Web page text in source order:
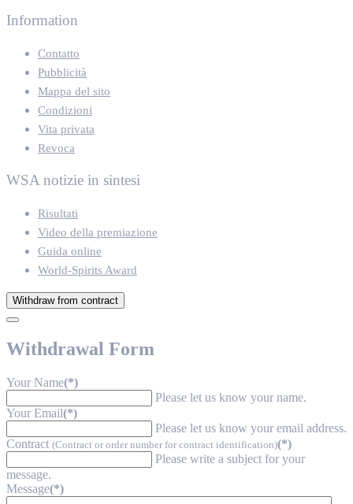
Information
Contatto
Pubblicità
Mappa del sito
Condizioni
Vita privata
Revoca
WSA notizie in sintesi
Risultati
Video della premiazione
Guida online
World-Spirits Award
Withdraw from contract
Withdrawal Form
Your Name(*)
Please let us know your name.
Your Email(*)
Please let us know your email address.
Contract (Contract or order number for contract identification)(*)
Please write a subject for your
message.
Message(*)